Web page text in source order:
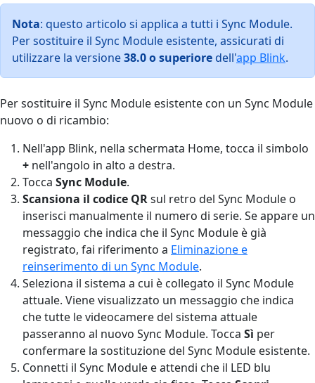
Nota: questo articolo si applica a tutti i Sync Module.
Per sostituire il Sync Module esistente, assicurati di
utilizzare la versione38.0 o superiore dell'app Blink.
Per sostituire il Sync Module esistente con un Sync Module
nuovo o di ricambio:
Nell'app Blink, nella schermata Home, tocca il simbolo
+ nell'angolo in alto a destra.
Tocca Sync Module.
Scansiona il codice QRsul retro del Sync Module o
inserisci manualmente il numero di serie. Se appare un
messaggio che indica che il Sync Module è già
registrato, fai riferimento a Eliminazione e
reinserimento di un Sync Module.
Seleziona il sistema a cui è collegato il Sync Module
attuale. Viene visualizzato un messaggio che indica
che tutte le videocamere del sistema attuale
passeranno al nuovo Sync Module. Tocca Sì per
confermare la sostituzione del Sync Module esistente.
Connetti il Sync Module e attendi che il LED blu